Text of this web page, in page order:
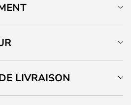
LIVRAISON